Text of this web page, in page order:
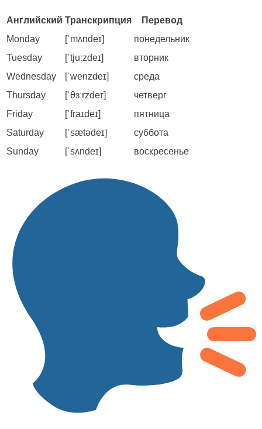
Английский Транскрипция
Перевод
Monday
[ˈmʌndeɪ]
понедельник
Tuesday
[ˈtjuːzdeɪ]
вторник
Wednesday
[ˈwenzdeɪ]
среда
Thursday
[ˈθɜːrzdeɪ]
четверг
Friday
[ˈfraɪdeɪ]
пятница
Saturday
[ˈsætədeɪ]
суббота
Sunday
[ˈsʌndeɪ] воскресенье